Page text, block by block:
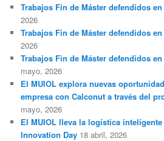
r
Trabajos Fin de Máster defendidos
2026
Trabajos Fin de Máster defendidos
2026
Trabajos Fin de Máster defendidos
mayo, 2026
El MUIOL explora nuevas
empresa con Calconut a través del
mayo, 2026
El MUIOL lleva la logística inteligente
Innovation Day 18 abril, 2026